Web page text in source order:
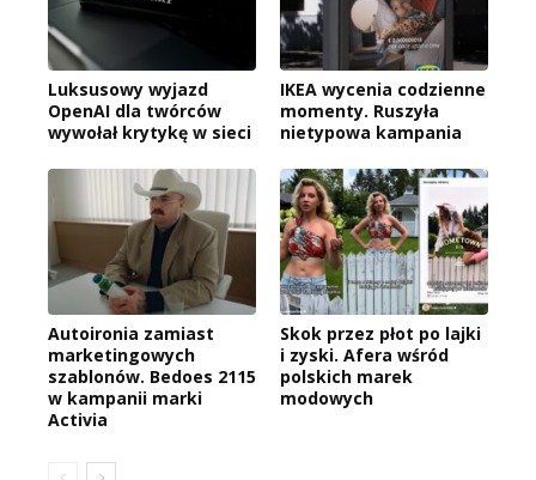
Luksusowy wyjazd
OpenAI dla twórców
wywołał krytykę w sieci
IKEA wycenia codzienne
momenty. Ruszyła
nietypowa kampania
Autoironia zamiast
marketingowych
szablonów. Bedoes 2115
w kampanii marki
Activia
Skok przez płot po lajki
i zyski. Afera wśród
polskich marek
modowych